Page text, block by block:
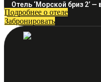
Отель ‘Морской бриз 2’
Подробнее о отеле
Забронировать